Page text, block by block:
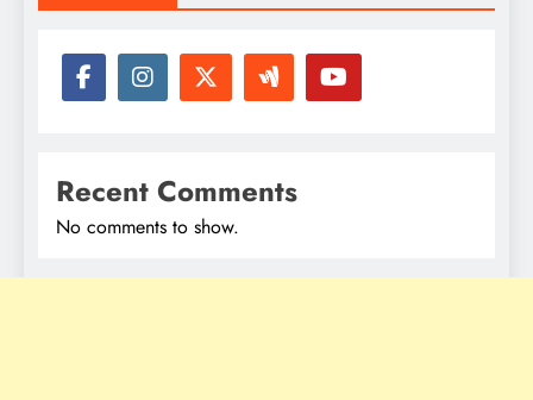
Recent Comments
No comments to show.